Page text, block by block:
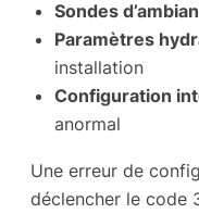
Sondes
Paramètres
installation
Configuration
anormal
Une erreur de
déclencher le code